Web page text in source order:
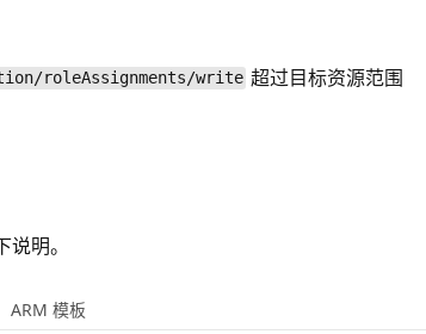
roleAssignments/write 超过目标资源范围
明。
ARM 模板